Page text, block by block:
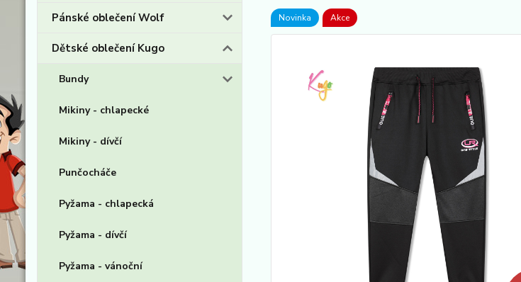
Pánské oblečení Wolf
Dětské oblečení Kugo
Bundy
Mikiny - chlapecké
Mikiny - dívčí
Punčocháče
Pyžama - chlapecká
Pyžama - dívčí
Pyžama - vánoční
Novinka Akce